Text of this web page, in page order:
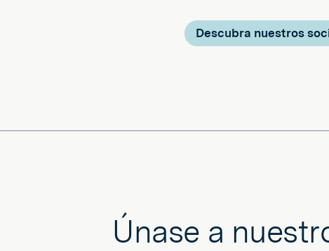
Descubra nuestros
Únase a